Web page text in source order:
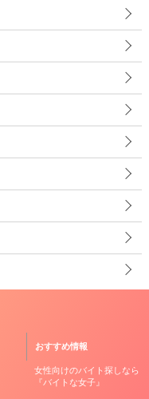
おすすめ情報
女性向けのバイト探しなら
『バイトな女子』